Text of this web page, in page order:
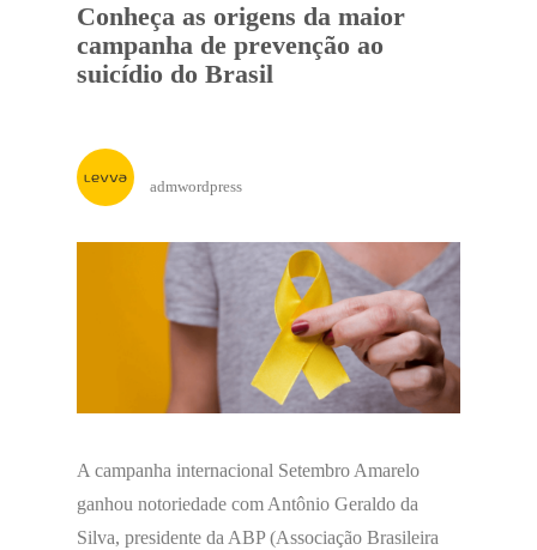
Conheça as origens da maior
campanha de prevenção ao
suicídio do Brasil
admwordpress
A campanha internacional Setembro Amarelo
ganhou notoriedade com Antônio Geraldo da
Silva, presidente da ABP (Associação Brasileira